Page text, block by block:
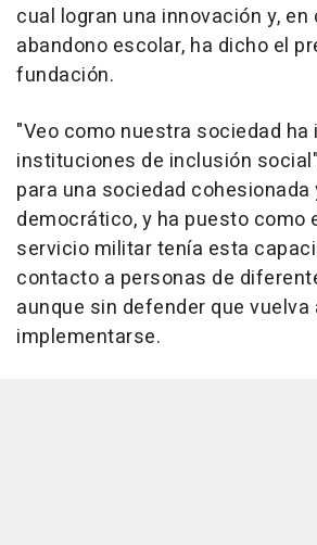
cual logran una innovación y,
abandono escolar, ha dicho el
fundación.
"Veo como nuestra sociedad ha
instituciones de inclusión
para una sociedad
democrático, y ha puesto como
servicio militar tenía esta
contacto a personas de
aunque sin defender que vuelva
implementarse.